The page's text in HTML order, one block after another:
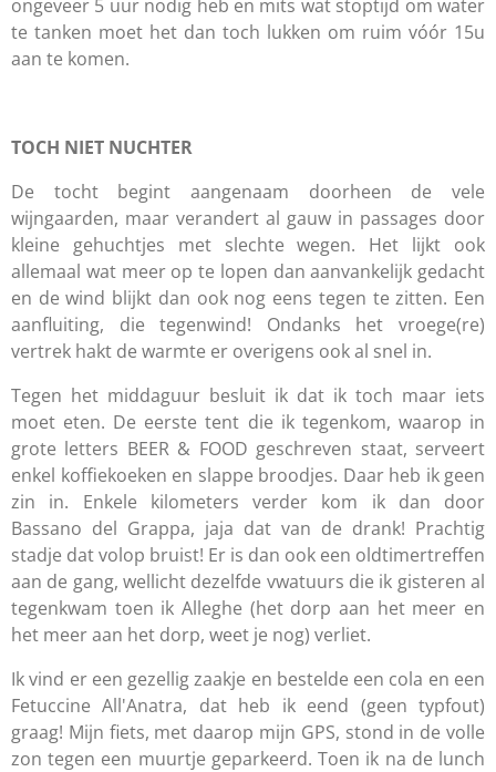
ongeveer 5 uur nodig heb en mits wat stoptijd om water
te tanken moet het dan toch lukken om ruim vóór 15u
aan te komen.
TOCH NIET NUCHTER
De tocht begint aangenaam doorheen de vele
wijngaarden, maar verandert al gauw in passages door
kleine gehuchtjes met slechte wegen. Het lijkt ook
allemaal wat meer op te lopen dan aanvankelijk gedacht
en de wind blijkt dan ook nog eens tegen te zitten. Een
aanfluiting, die tegenwind! Ondanks het vroege(re)
vertrek hakt de warmte er overigens ook al snel in.
Tegen het middaguur besluit ik dat ik toch maar iets
moet eten. De eerste tent die ik tegenkom, waarop in
grote letters BEER & FOOD geschreven staat, serveert
enkel koffiekoeken en slappe broodjes. Daar heb ik geen
zin in. Enkele kilometers verder kom ik dan door
Bassano del Grappa, jaja dat van de drank! Prachtig
stadje dat volop bruist! Er is dan ook een oldtimertreffen
aan de gang, wellicht dezelfde vwatuurs die ik gisteren al
tegenkwam toen ik Alleghe (het dorp aan het meer en
het meer aan het dorp, weet je nog) verliet.
Ik vind er een gezellig zaakje en bestelde een cola en een
Fetuccine All'Anatra, dat heb ik eend (geen typfout)
graag! Mijn fiets, met daarop mijn GPS, stond in de volle
zon tegen een muurtje geparkeerd. Toen ik na de lunch